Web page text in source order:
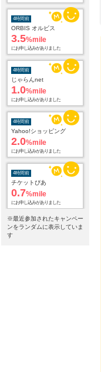
4時間前
ORBIS オルビス
3.5%mile
にお申し込みがありました
4時間前
じゃらんnet
1.0%mile
にお申し込みがありました
4時間前
Yahoo!ショッピング
2.0%mile
にお申し込みがありました
4時間前
チケットぴあ
0.7%mile
にお申し込みがありました
7時間前
※最近参加されたキャンペー
ンをランダムに表示していま
す